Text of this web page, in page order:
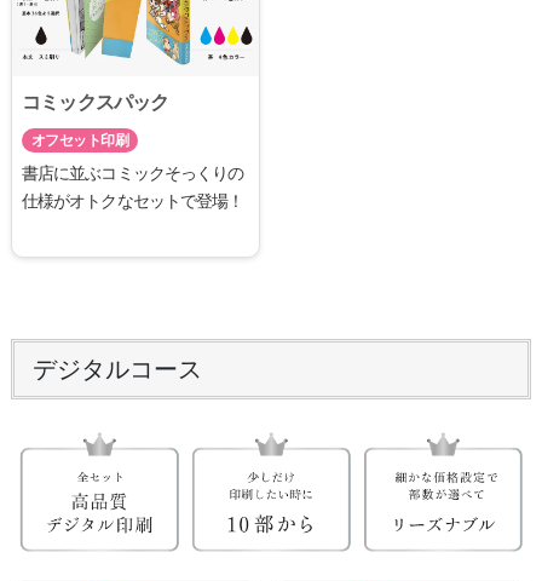
コミックスパック
オフセット印刷
書店に並ぶコミックそっくりの
仕様がオトクなセットで登場！
デジタルコース